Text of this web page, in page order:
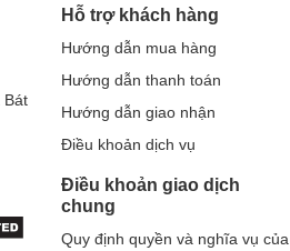
Bát
Hỗ trợ khách hàng
Hướng dẫn mua hàng
Hướng dẫn thanh toán
Hướng dẫn giao nhận
Điều khoản dịch vụ
Điều khoản giao dịch
chung
Quy định quyền và nghĩa vụ của